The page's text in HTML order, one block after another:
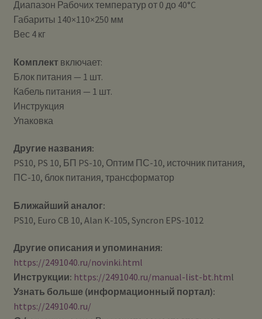
Диапазон Рабочих температур от 0 до 40°C
Габариты 140×110×250 мм
Вес 4 кг
Комплектвключает:
Блок питания — 1 шт.
Кабель питания — 1 шт.
Инструкция
Упаковка
Другие названия:
PS10, PS 10, БП PS-10, Оптим ПС-10, источник питания,
ПС-10, блок питания, трансформатор
Ближайший аналог:
PS10, Euro CB 10, Alan K-105, Syncron EPS-1012
Другие описания и упоминания:
https://2491040.ru/novinki.html
Инструкции: https://2491040.ru/manual-list-bt.html
Узнать больше (информационный портал):
https://2491040.ru/